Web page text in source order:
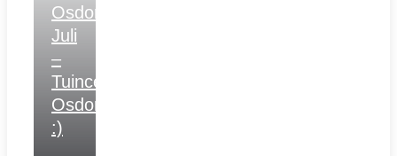
Osdorp
Juli
–
Tuincentrum
Osdorp
:)